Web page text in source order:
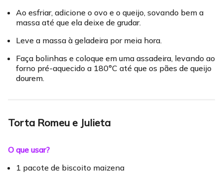
Ao esfriar, adicione o ovo e o queijo, sovando bem a
massa até que ela deixe de grudar.
Leve a massa à geladeira por meia hora.
Faça bolinhas e coloque em uma assadeira, levando ao
forno pré-aquecido a 180°C até que os pães de queijo
dourem.
Torta Romeu e Julieta
O que usar?
1 pacote de biscoito maizena